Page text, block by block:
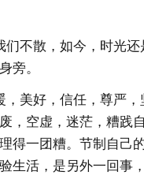
们不散，如今，时光
旁。
，美好，信任，尊严
，空虚，迷茫，糟践
得一团糟。节制自己
生活，是另外一回事